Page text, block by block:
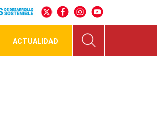
ACTUALIDAD